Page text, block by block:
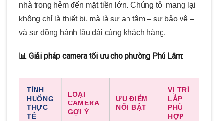
nhà trong hẻm đến mặt tiền lớn. Chúng tôi mang lại
không chỉ là thiết bị, mà là sự an tâm – sự bảo vệ –
và sự đồng hành lâu dài cùng khách hàng.
📊 Giải pháp camera tối ưu cho phường Phú Lâm:
TÌNH
HUỐNG
THỰC
TẾ
LOẠI
CAMERA
GỢI Ý
ƯU ĐIỂM
NỔI BẬT
VỊ TRÍ
LẮP
PHÙ
HỢP